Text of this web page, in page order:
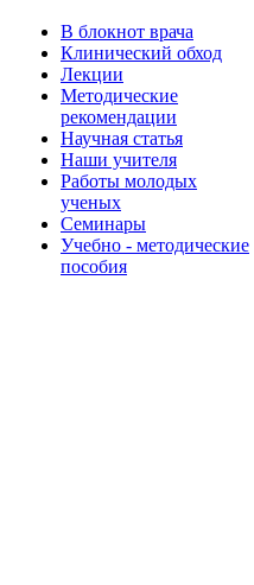
В блокнот врача
Клинический обход
Лекции
Методические
рекомендации
Научная статья
Наши учителя
Работы молодых
ученых
Семинары
Учебно - методические
пособия